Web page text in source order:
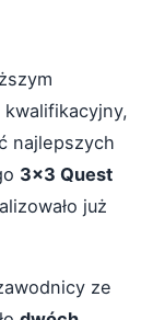
najlepszych
3x3 Quest
już
ze